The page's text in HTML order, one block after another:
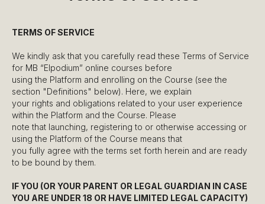
TERMS OF SERVICE
We kindly ask that you carefully read these Terms of Service
for MB “Elpodium” online courses before
using the Platform and enrolling on the Course (see the
section "Definitions" below). Here, we explain
your rights and obligations related to your user experience
within the Platform and the Course. Please
note that launching, registering to or otherwise accessing or
using the Platform of the Course means that
you fully agree with the terms set forth herein and are ready
to be bound by them.
IF YOU (OR YOUR PARENT OR LEGAL GUARDIAN IN CASE
YOU ARE UNDER 18 OR HAVE LIMITED LEGAL CAPACITY)